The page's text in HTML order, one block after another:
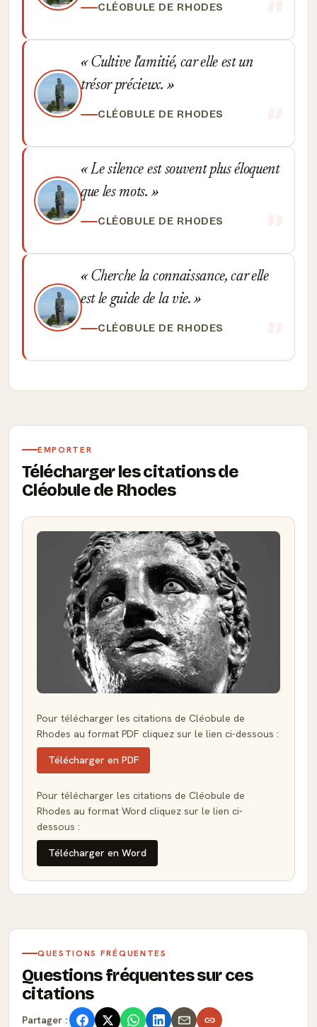
CLÉOBULE DE RHODES
Cultive l'amitié, car elle est un
trésor précieux.
CLÉOBULE DE RHODES
Le silence est souvent plus éloquent
que les mots.
CLÉOBULE DE RHODES
Cherche la connaissance, car elle
est le guide de la vie.
CLÉOBULE DE RHODES
EMPORTER
Télécharger les citations de
Cléobule de Rhodes
Pour télécharger les citations de Cléobule de
Rhodes au format PDF cliquez sur le lien ci-dessous :
Télécharger en PDF
Pour télécharger les citations de Cléobule de
Rhodes au format Word cliquez sur le lien ci-
dessous :
Télécharger en Word
QUESTIONS FRÉQUENTES
Questions fréquentes sur ces
citations
Partager :